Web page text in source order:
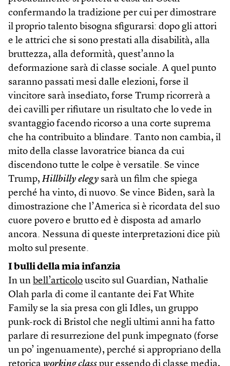
confermando la tradizione per cui per dimostrare
il proprio talento bisogna sfigurarsi: dopo gli attori
e le attrici che si sono prestati alla disabilità, alla
bruttezza, alla deformità, quest’anno la
deformazione sarà di classe sociale. A quel punto
saranno passati mesi dalle elezioni, forse il
vincitore sarà insediato, forse Trump ricorrerà a
dei cavilli per rifiutare un risultato che lo vede in
svantaggio facendo ricorso a una corte suprema
che ha contribuito a blindare. Tanto non cambia, il
mito della classe lavoratrice bianca da cui
discendono tutte le colpe è versatile. Se vince
Trump, Hillbilly elegy sarà un film che spiega
perché ha vinto, di nuovo. Se vince Biden, sarà la
dimostrazione che l’America si è ricordata del suo
cuore povero e brutto ed è disposta ad amarlo
ancora. Nessuna di queste interpretazioni dice più
molto sul presente.
I bulli della mia infanzia
In un bell’articolo uscito sul Guardian, Nathalie
Olah parla di come il cantante dei Fat White
Family se la sia presa con gli Idles, un gruppo
punk-rock di Bristol che negli ultimi anni ha fatto
parlare di resurrezione del punk impegnato (forse
un po’ ingenuamente), perché si appropriano della
retorica working class pur essendo di classe media,